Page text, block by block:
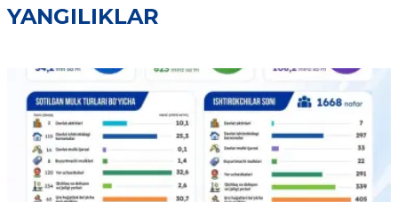
YANGILIKLAR